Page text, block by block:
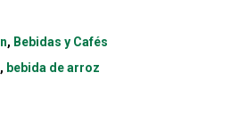
, Bebidas y Cafés
, bebida de arroz